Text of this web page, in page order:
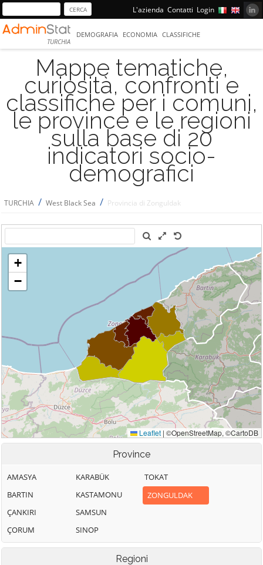
L'azienda Contatti Login
TURCHIA
DEMOGRAFIA ECONOMIA CLASSIFICHE
Mappe tematiche,
curiosità, confronti e
classifiche per i comuni,
le province e le regioni
sulla base di 20
indicatori socio-
demografici
TURCHIA / West Black Sea / Provincia di Zonguldak
Province
AMASYA
BARTIN
ÇANKIRI
ÇORUM
KARABÜK
KASTAMONU
SAMSUN
SINOP
TOKAT
ZONGULDAK
Regioni